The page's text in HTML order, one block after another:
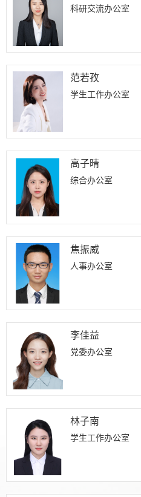
科研交流办公室
范若孜
学生工作办公室
高子晴
综合办公室
焦振威
人事办公室
李佳益
党委办公室
林子南
学生工作办公室